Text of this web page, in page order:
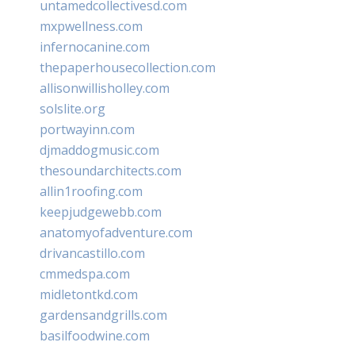
untamedcollectivesd.com
mxpwellness.com
infernocanine.com
thepaperhousecollection.com
allisonwillisholley.com
solslite.org
portwayinn.com
djmaddogmusic.com
thesoundarchitects.com
allin1roofing.com
keepjudgewebb.com
anatomyofadventure.com
drivancastillo.com
cmmedspa.com
midletontkd.com
gardensandgrills.com
basilfoodwine.com